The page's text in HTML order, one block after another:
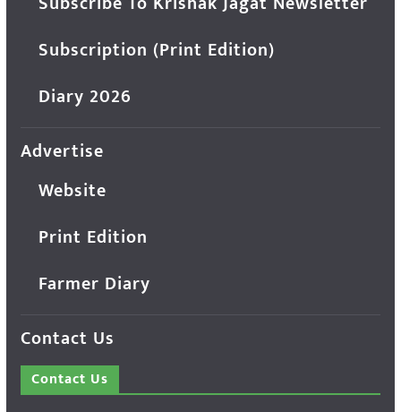
Subscription (Print Edition)
Diary 2026
Advertise
Website
Print Edition
Farmer Diary
Contact Us
Contact Us